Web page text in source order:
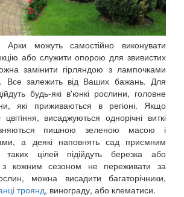
Арки можуть самостійно виконувати
або служити опорою для звивистих
замінити гірляндою з лампочками
Все залежить від Ваших бажань. Для
будь-які в'юнкі рослини, головне
які приживаються в регіоні. Якщо
цвітіння, висаджуються однорічні виткі
пишною зеленою масою і
а деякі наповнять сад приємним
цілей підійдуть березка або
з кожним сезоном не переживати за
можна висадити багаторічники,
троянд, винограду, або клематиси.